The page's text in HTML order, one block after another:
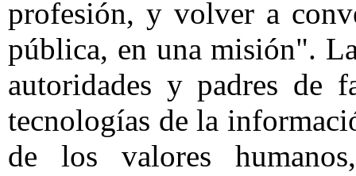
profesión, y volver a
pública, en una misión".
autoridades y padres de
tecnologías de la
de los valores